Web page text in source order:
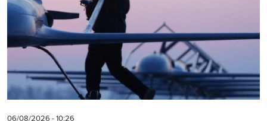
06/08/2026 - 10:26